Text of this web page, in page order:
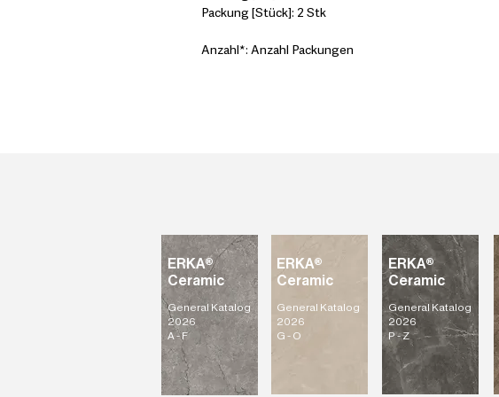
Packung [Stück]: 2 Stk
Anzahl*: Anzahl Packungen
ERKA®
Ceramic
General Katalog
2026
G - O
ERKA®
Ceramic
General Katalog
2026
A - F
ERKA®
Ceramic
General Katalog
2026
P - Z